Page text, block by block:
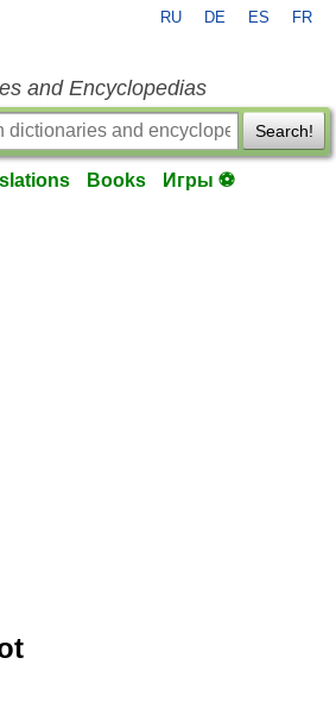
RU DE ES FR
and Encyclopedias
Search!
Books Игры ⚽